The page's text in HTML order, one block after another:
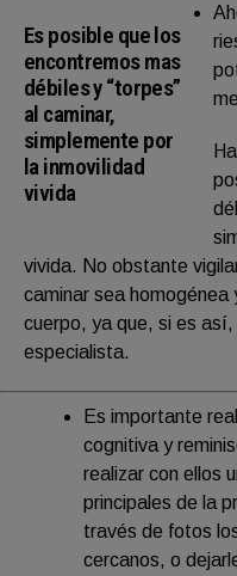
Es posible que los
encontremos mas
débiles y “torpes”
al caminar,
simplemente por
la inmovilidad
vivida
vivida. No obstante
caminar sea homogénea
cuerpo, ya que, si es
especialista.
Es importante
cognitiva y
realizar con ellos
principales de la
través de fotos
cercanos, o